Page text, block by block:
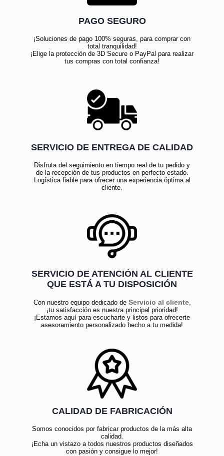
PAGO SEGURO
¡Soluciones de pago 100% seguras, para comprar con
total tranquilidad!
¡Elige la protección de 3D Secure o PayPal para realizar
tus compras con total confianza!
SERVICIO DE ENTREGA DE CALIDAD
Disfruta del seguimiento en tiempo real de tu pedido y
de la recepción de tus productos en perfecto estado.
Logística fiable para ofrecer una experiencia óptima al
cliente.
SERVICIO DE ATENCIÓN AL CLIENTE
QUE ESTÁ A TU DISPOSICIÓN
Con nuestro equipo dedicado de Servicio al cliente,
¡tu satisfacción es nuestra principal prioridad!
¡Estamos aquí para escucharte y listos para ofrecerte
asesoramiento personalizado hecho a tu medida!
CALIDAD DE FABRICACIÓN
Somos conocidos por fabricar productos de la más alta
calidad.
¡Echa un vistazo a todos nuestros productos diseñados
con pasión y consigue lo mejor!